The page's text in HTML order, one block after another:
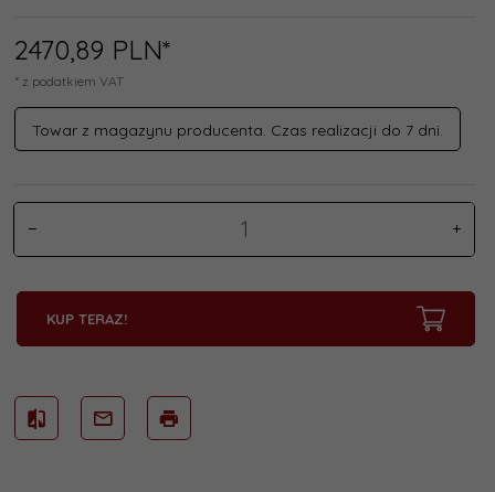
2470,89 PLN*
* z podatkiem VAT
Towar z magazynu producenta. Czas realizacji do 7 dni.
KUP TERAZ!